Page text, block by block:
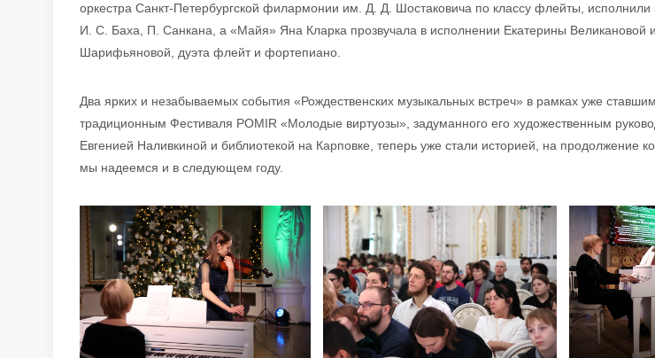
оркестра Санкт-Петербургской филармонии им. Д. Д. Шостаковича по классу флейты, исполнили
И. С. Баха, П. Санкана, а «Майя» Яна Кларка прозвучала в исполнении Екатерины Великановой
Шарифьяновой, дуэта флейт и фортепиано.
Два ярких и незабываемых события «Рождественских музыкальных встреч» в рамках уже ставшим
традиционным Фестиваля POMIR «Молодые виртуозы», задуманного его художественным
Евгенией Наливкиной и библиотекой на Карповке, теперь уже стали историей, на продолжение
мы надеемся и в следующем году.